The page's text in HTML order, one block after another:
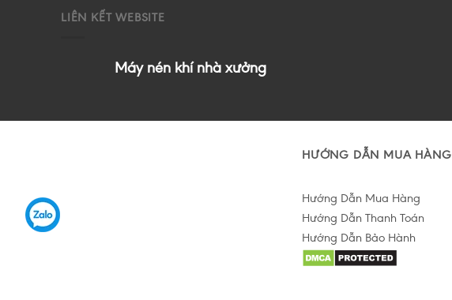
LIÊN KẾT WEBSITE
Máy nén khí nhà xưởng
HƯỚNG DẪN MUA HÀNG
Hướng Dẫn Mua Hàng
Hướng Dẫn Thanh Toán
Hướng Dẫn Bảo Hành